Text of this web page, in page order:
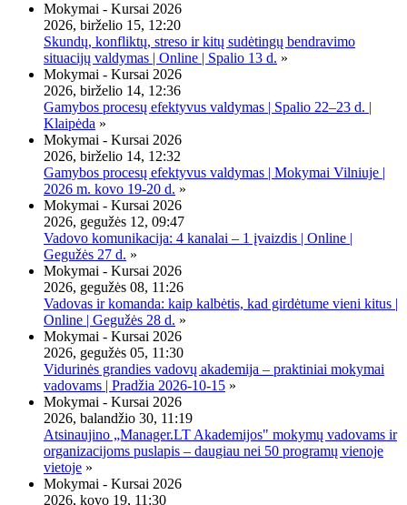
Mokymai - Kursai 2026
2026, birželio 15, 12:20
Skundų, konfliktų, streso ir kitų sudėtingų bendravimo
situacijų valdymas | Online | Spalio 13 d. »
Mokymai - Kursai 2026
2026, birželio 14, 12:36
Gamybos procesų efektyvus valdymas | Spalio 22–23 d. |
Klaipėda »
Mokymai - Kursai 2026
2026, birželio 14, 12:32
Gamybos procesų efektyvus valdymas | Mokymai Vilniuje |
2026 m. kovo 19-20 d. »
Mokymai - Kursai 2026
2026, gegužės 12, 09:47
Vadovo komunikacija: 4 kanalai – 1 įvaizdis | Online |
Gegužės 27 d. »
Mokymai - Kursai 2026
2026, gegužės 08, 11:26
Vadovas ir komanda: kaip kalbėtis, kad girdėtume vieni kitus |
Online | Gegužės 28 d. »
Mokymai - Kursai 2026
2026, gegužės 05, 11:30
Vidurinės grandies vadovų akademija – praktiniai mokymai
vadovams | Pradžia 2026-10-15 »
Mokymai - Kursai 2026
2026, balandžio 30, 11:19
Atsinaujino „Manager.LT Akademijos" mokymų vadovams ir
organizacijoms puslapis – daugiau nei 50 programų vienoje
vietoje »
Mokymai - Kursai 2026
2026, kovo 19, 11:30